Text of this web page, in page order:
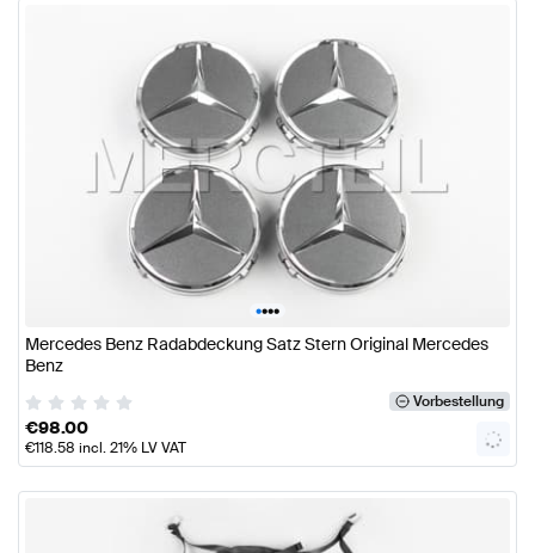
••••
Mercedes Benz Radabdeckung Satz Stern Original Mercedes
Benz
Vorbestellung
€98.00
€118.58 incl. 21% LV VAT